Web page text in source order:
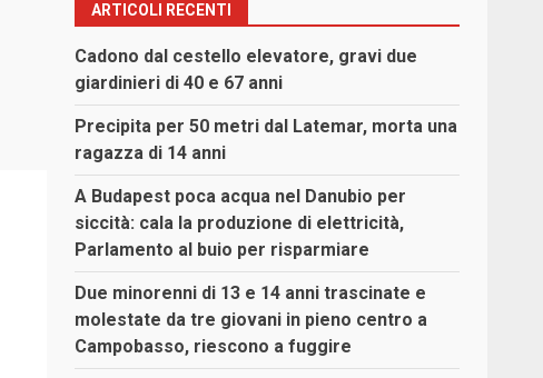
ARTICOLI RECENTI
Cadono dal cestello elevatore, gravi due
giardinieri di 40 e 67 anni
Precipita per 50 metri dal Latemar, morta una
ragazza di 14 anni
A Budapest poca acqua nel Danubio per
siccità: cala la produzione di elettricità,
Parlamento al buio per risparmiare
Due minorenni di 13 e 14 anni trascinate e
molestate da tre giovani in pieno centro a
Campobasso, riescono a fuggire